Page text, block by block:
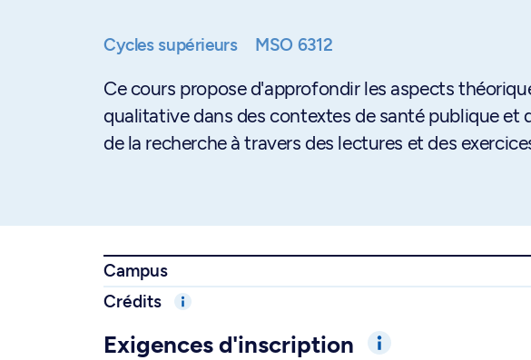
Cycles supérieurs MSO 6312
Ce cours propose d'approfondir les aspects
qualitative dans des contextes de santé publique et
de la recherche à travers des lectures et des
Campus
Crédits
Exigences d'inscription